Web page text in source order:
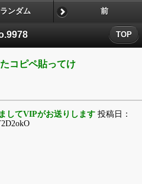
TOP
ランダム 前
コピペ貼ってけ
してVIPがお送りします 投稿日：